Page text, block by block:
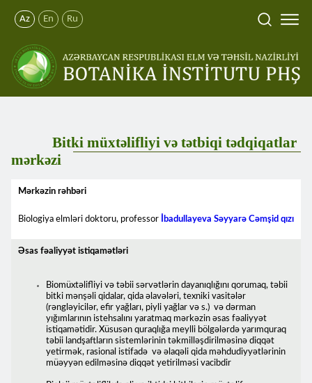
Az En Ru
Bitki müxtəlifliyi və tətbiqi tədqiqatlar
mərkəzi
Mərkəzin rəhbəri
Biologiya elmləri doktoru, professor İbadullayeva Səyyarə Cəmşid qızı
Əsas fəaliyyət istiqamətləri
Biomüxtəlifliyi və təbii sərvətlərin dayanıqlığını qorumaq, təbii
bitki mənşəli qidalar, qida əlavələri, texniki vasitələr
(rəngləyicilər, efir yağları, piyli yağlar və s.) və dərman
yığımlarının istehsalını yaratmaq mərkəzin əsas fəaliyyət
istiqamətidir. Xüsusən quraqlığa meylli bölgələrdə yarımquraq
təbii landşaftların sistemlərinin təkmilləşdirilməsinə diqqət
yetirmək, rasional istifadə və əlaqəli qida məhdudiyyətlərinin
müəyyən edilməsinə diqqət yetirilməsi vacibdir